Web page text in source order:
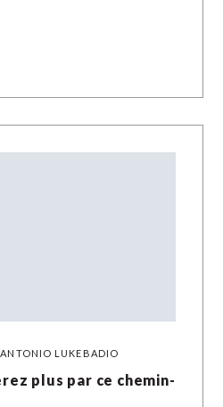
ANTONIO LUKEBADIO
plus par ce chemin-